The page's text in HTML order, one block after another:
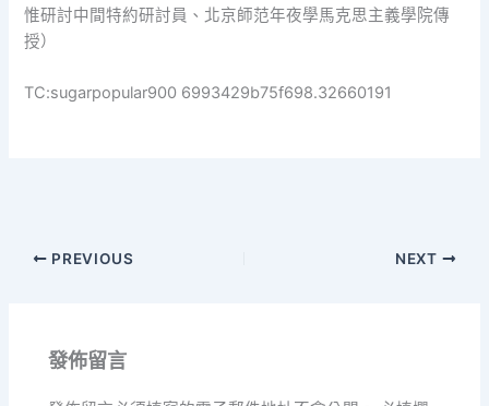
惟研討中間特約研討員、北京師范年夜學馬克思主義學院傳
授）
TC:sugarpopular900 6993429b75f698.32660191
PREVIOUS NEXT
發佈留言